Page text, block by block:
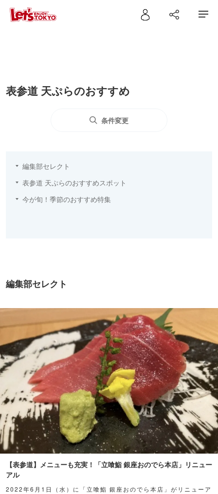
表参道 天ぷらのおすすめ
条件変更
編集部セレクト
表参道 天ぷらのおすすめスポット
今が旬！季節のおすすめ特集
編集部セレクト
【表参道】メニューも充実！「立喰鮨 銀座おのでら本店」リニュー
アル
2022年6月1日（水）に「立喰鮨 銀座おのでら本店」がリニューア